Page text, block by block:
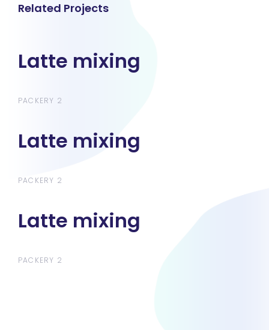
Related Projects
Latte mixing
Latte mixing
PACKERY 2
Latte mixing
Latte mixing
PACKERY 2
Latte mixing
Latte mixing
PACKERY 2